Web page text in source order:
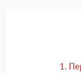
1.